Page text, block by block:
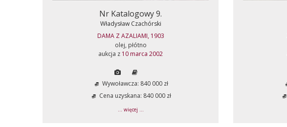
Nr Katalogowy 9.
Władysław Czachórski
DAMA Z AZALIAMI, 1903
olej, płótno
aukcja z 10 marca 2002
Wywoławcza: 840 000 zł
Cena uzyskana: 840 000 zł
... więcej ...